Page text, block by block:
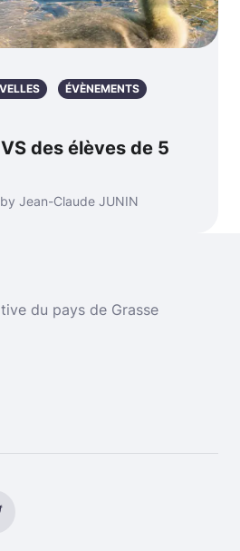
ÉVÈNEMENTS
des élèves de 5
Jean-Claude JUNIN
du pays de Grasse